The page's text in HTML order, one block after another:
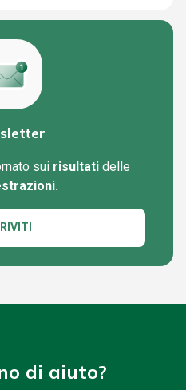
sui risultati delle
di aiuto?